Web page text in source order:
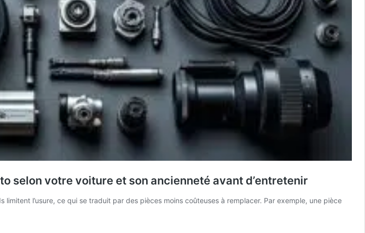
selon votre voiture et son ancienneté avant d’entretenir
l’usure, ce qui se traduit par des pièces moins coûteuses à remplacer. Par exemple, une pièce